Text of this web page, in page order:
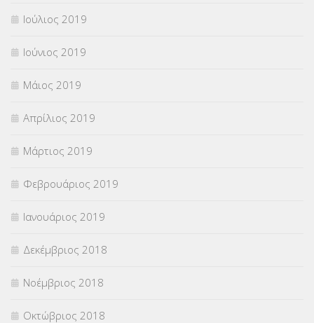
Ιούλιος 2019
Ιούνιος 2019
Μάιος 2019
Απρίλιος 2019
Μάρτιος 2019
Φεβρουάριος 2019
Ιανουάριος 2019
Δεκέμβριος 2018
Νοέμβριος 2018
Οκτώβριος 2018